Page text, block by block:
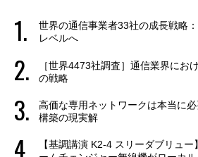
世界の通信事業者33社の成長戦略
レベルへ
［世界4473社調査］通信業界にお
の戦略
高価な専用ネットワークは本当に
構築の現実解
【基調講演 K2-4 スリーダブリュ